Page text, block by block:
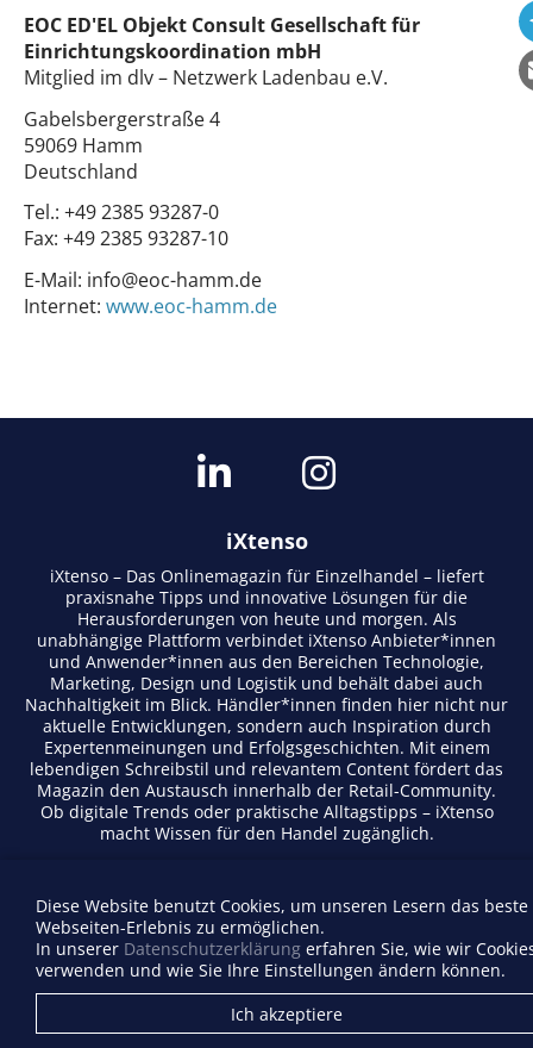
EOC ED'EL Objekt Consult Gesellschaft für
Einrichtungskoordination mbH
Mitglied im dlv – Netzwerk Ladenbau e.V.
Gabelsbergerstraße 4
59069 Hamm
Deutschland
Tel.: +49 2385 93287-0
Fax: +49 2385 93287-10
E-Mail: info@eoc-hamm.de
Internet: www.eoc-hamm.de
iXtenso
iXtenso – Das Onlinemagazin für Einzelhandel – liefert
praxisnahe Tipps und innovative Lösungen für die
Herausforderungen von heute und morgen. Als
unabhängige Plattform verbindet iXtenso Anbieter*innen
und Anwender*innen aus den Bereichen Technologie,
Marketing, Design und Logistik und behält dabei auch
Nachhaltigkeit im Blick. Händler*innen finden hier nicht nur
aktuelle Entwicklungen, sondern auch Inspiration durch
Expertenmeinungen und Erfolgsgeschichten. Mit einem
lebendigen Schreibstil und relevantem Content fördert das
Magazin den Austausch innerhalb der Retail-Community.
Ob digitale Trends oder praktische Alltagstipps – iXtenso
macht Wissen für den Handel zugänglich.
Firma eintragen
Mediadaten
Kontakt
Impressum
Diese Website benutzt Cookies, um unseren Lesern das beste
Webseiten-Erlebnis zu ermöglichen.
In unserer Datenschutzerklärung erfahren Sie, wie wir
verwenden und wie Sie Ihre Einstellungen ändern können.
Ich akzeptiere